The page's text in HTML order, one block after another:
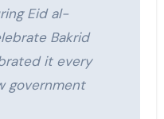
Eid al-
Bakrid
it every
government